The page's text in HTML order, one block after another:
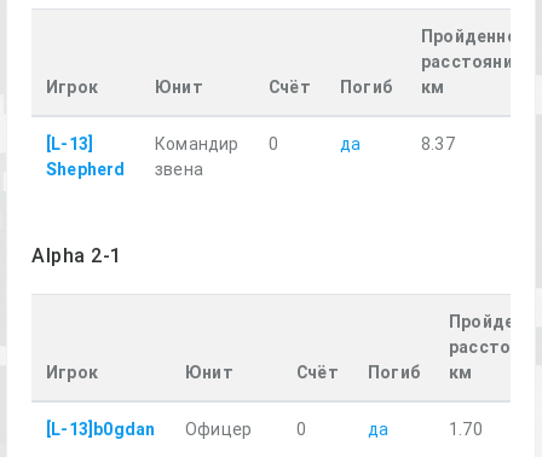
Игрок Юнит Счёт Погиб
Пройденное
расстояние,
км
[L-13]
Shepherd
Командир
звена
0 да 8.37
Alpha 2-1
Игрок Юнит Счёт Погиб
км
[L-13]b0gdan Офицер 0 да 1.70